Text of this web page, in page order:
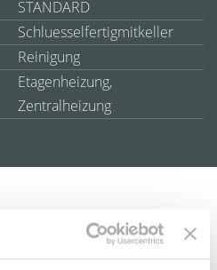
STANDARD
Schluesselfertigmitkeller
Reinigung
Etagenheizung,
Zentralheizung
Lage Sonstiges